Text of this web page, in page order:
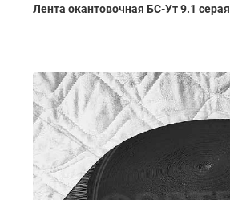
Лента окантовочная БС-Ут 9.1 серая